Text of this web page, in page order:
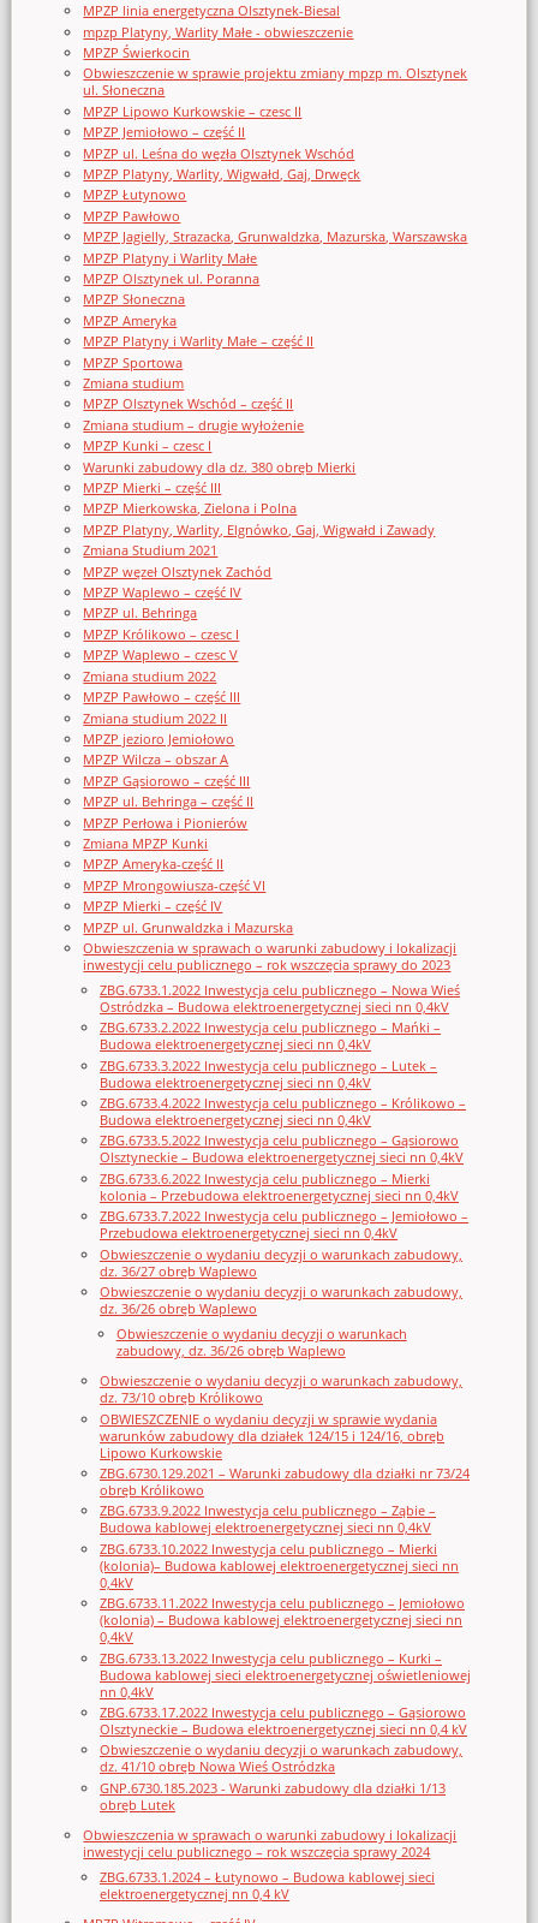
MPZP linia energetyczna Olsztynek-Biesal
mpzp Platyny, Warlity Małe - obwieszczenie
MPZP Świerkocin
Obwieszczenie w sprawie projektu zmiany mpzp m. Olsztynek
ul. Słoneczna
MPZP Lipowo Kurkowskie – czesc II
MPZP Jemiołowo – część II
MPZP ul. Leśna do węzła Olsztynek Wschód
MPZP Platyny, Warlity, Wigwałd, Gaj, Drwęck
MPZP Łutynowo
MPZP Pawłowo
MPZP Jagielly, Strazacka, Grunwaldzka, Mazurska, Warszawska
MPZP Platyny i Warlity Małe
MPZP Olsztynek ul. Poranna
MPZP Słoneczna
MPZP Ameryka
MPZP Platyny i Warlity Małe – część II
MPZP Sportowa
Zmiana studium
MPZP Olsztynek Wschód – część II
Zmiana studium – drugie wyłożenie
MPZP Kunki – czesc I
Warunki zabudowy dla dz. 380 obręb Mierki
MPZP Mierki – część III
MPZP Mierkowska, Zielona i Polna
MPZP Platyny, Warlity, Elgnówko, Gaj, Wigwałd i Zawady
Zmiana Studium 2021
MPZP węzeł Olsztynek Zachód
MPZP Waplewo – część IV
MPZP ul. Behringa
MPZP Królikowo – czesc I
MPZP Waplewo – czesc V
Zmiana studium 2022
MPZP Pawłowo – część III
Zmiana studium 2022 II
MPZP jezioro Jemiołowo
MPZP Wilcza – obszar A
MPZP Gąsiorowo – część III
MPZP ul. Behringa – część II
MPZP Perłowa i Pionierów
Zmiana MPZP Kunki
MPZP Ameryka-część II
MPZP Mrongowiusza-część VI
MPZP Mierki – część IV
MPZP ul. Grunwaldzka i Mazurska
Obwieszczenia w sprawach o warunki zabudowy i lokalizacji
inwestycji celu publicznego – rok wszczęcia sprawy do 2023
ZBG.6733.1.2022 Inwestycja celu publicznego – Nowa Wieś
Ostródzka – Budowa elektroenergetycznej sieci nn 0,4kV
ZBG.6733.2.2022 Inwestycja celu publicznego – Mańki –
Budowa elektroenergetycznej sieci nn 0,4kV
ZBG.6733.3.2022 Inwestycja celu publicznego – Lutek –
Budowa elektroenergetycznej sieci nn 0,4kV
ZBG.6733.4.2022 Inwestycja celu publicznego – Królikowo –
Budowa elektroenergetycznej sieci nn 0,4kV
ZBG.6733.5.2022 Inwestycja celu publicznego – Gąsiorowo
Olsztyneckie – Budowa elektroenergetycznej sieci nn 0,4kV
ZBG.6733.6.2022 Inwestycja celu publicznego – Mierki
kolonia – Przebudowa elektroenergetycznej sieci nn 0,4kV
ZBG.6733.7.2022 Inwestycja celu publicznego – Jemiołowo –
Przebudowa elektroenergetycznej sieci nn 0,4kV
Obwieszczenie o wydaniu decyzji o warunkach zabudowy,
dz. 36/27 obręb Waplewo
Obwieszczenie o wydaniu decyzji o warunkach zabudowy,
dz. 36/26 obręb Waplewo
Obwieszczenie o wydaniu decyzji o warunkach
zabudowy, dz. 36/26 obręb Waplewo
Obwieszczenie o wydaniu decyzji o warunkach zabudowy,
dz. 73/10 obręb Królikowo
OBWIESZCZENIE o wydaniu decyzji w sprawie wydania
warunków zabudowy dla działek 124/15 i 124/16, obręb
Lipowo Kurkowskie
ZBG.6730.129.2021 – Warunki zabudowy dla działki nr 73/24
obręb Królikowo
ZBG.6733.9.2022 Inwestycja celu publicznego – Ząbie –
Budowa kablowej elektroenergetycznej sieci nn 0,4kV
ZBG.6733.10.2022 Inwestycja celu publicznego – Mierki
(kolonia)– Budowa kablowej elektroenergetycznej sieci nn
0,4kV
ZBG.6733.11.2022 Inwestycja celu publicznego – Jemiołowo
(kolonia) – Budowa kablowej elektroenergetycznej sieci nn
0,4kV
ZBG.6733.13.2022 Inwestycja celu publicznego – Kurki –
Budowa kablowej sieci elektroenergetycznej oświetleniowej
nn 0,4kV
ZBG.6733.17.2022 Inwestycja celu publicznego – Gąsiorowo
Olsztyneckie – Budowa elektroenergetycznej sieci nn 0,4 kV
Obwieszczenie o wydaniu decyzji o warunkach zabudowy,
dz. 41/10 obręb Nowa Wieś Ostródzka
GNP.6730.185.2023 - Warunki zabudowy dla działki 1/13
obręb Lutek
Obwieszczenia w sprawach o warunki zabudowy i lokalizacji
inwestycji celu publicznego – rok wszczęcia sprawy 2024
ZBG.6733.1.2024 – Łutynowo – Budowa kablowej sieci
elektroenergetycznej nn 0,4 kV